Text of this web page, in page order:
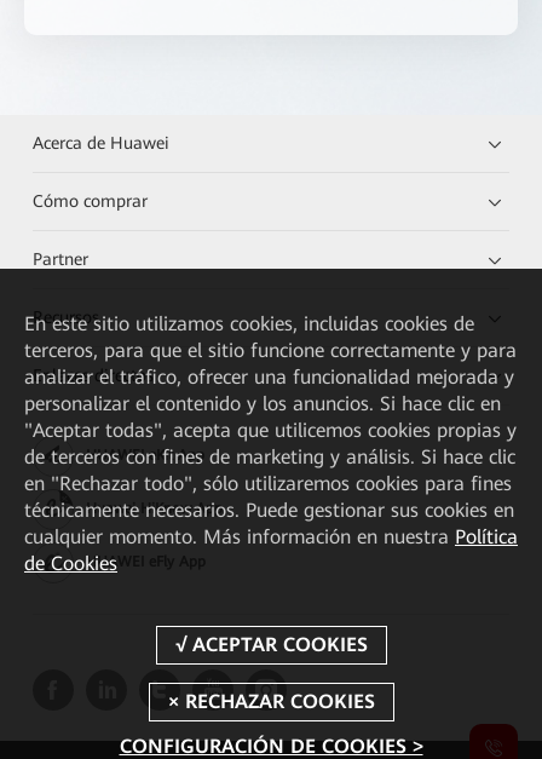
Acerca de Huawei
Cómo comprar
Partner
Recursos
Enlaces directos
HUAWEI eKit App
Huawei HiKnow App
HUAWEI eFly App
En este sitio utilizamos cookies, incluidas cookies de
terceros, para que el sitio funcione correctamente y para
analizar el tráfico, ofrecer una funcionalidad mejorada y
personalizar el contenido y los anuncios. Si hace clic en
"Aceptar todas", acepta que utilicemos cookies propias y
de terceros con fines de marketing y análisis. Si hace clic
en "Rechazar todo", sólo utilizaremos cookies para fines
técnicamente necesarios. Puede gestionar sus cookies en
cualquier momento. Más información en nuestra Política
de Cookies
CONFIGURACIÓN DE COOKIES >